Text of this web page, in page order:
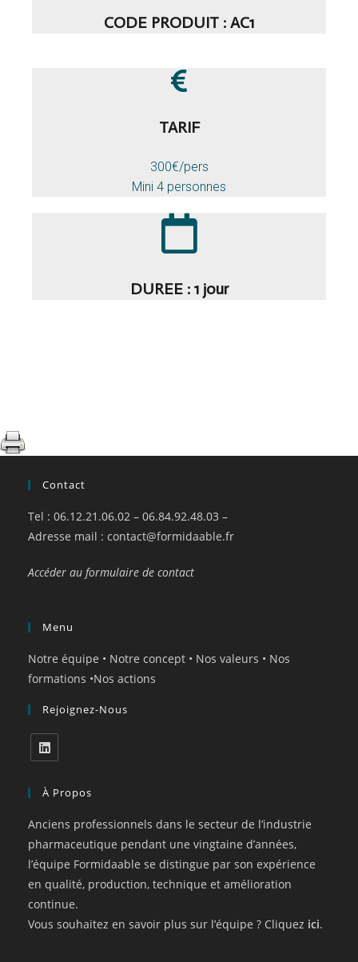
CODE PRODUIT : AC1
TARIF
300€/pers
Mini 4 personnes
DUREE : 1 jour
Contact
Tel : 06.12.21.06.02 – 06.84.92.48.03 –
Adresse mail : contact@formidaable.fr
Accéder au formulaire de contact
Menu
Notre équipe • Notre concept • Nos valeurs • Nos
formations •Nos actions
Rejoignez-Nous
À Propos
Anciens professionnels dans le secteur de l’industrie
pharmaceutique pendant une vingtaine d’années,
l’équipe Formidaable se distingue par son expérience
en qualité, production, technique et amélioration
continue.
Vous souhaitez en savoir plus sur l’équipe ? Cliquez ici.